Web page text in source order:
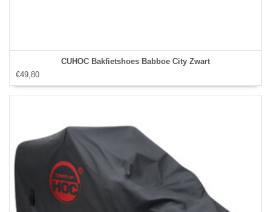
CUHOC Bakfietshoes Babboe City Zwart
€49,80